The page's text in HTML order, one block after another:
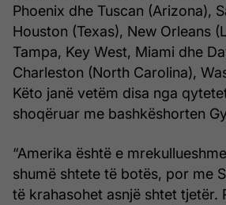
Phoenix dhe Tuscan (Arizona),
Houston (Texas), New Orleans
Tampa, Key West, Miami dhe
Charleston (North Carolina),
Këto janë vetëm disa nga
shoqëruar me bashkëshorten
“Amerika është e
shumë shtete të botës, por me
të krahasohet asnjë shtet tjetër.